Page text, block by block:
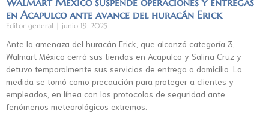
en Acapulco ante avance del huracán Erick
Editor general junio 19, 2025
Ante la amenaza del huracán Erick, que alcanzó categoría 3,
Walmart México cerró sus tiendas en Acapulco y Salina Cruz y
detuvo temporalmente sus servicios de entrega a domicilio. La
medida se tomó como precaución para proteger a clientes y
empleados, en línea con los protocolos de seguridad ante
fenómenos meteorológicos extremos.